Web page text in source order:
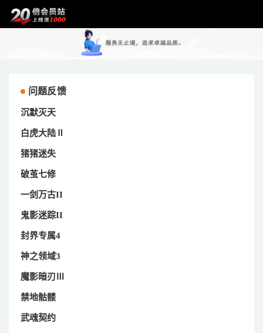
问题反馈
沉默灭天
白虎大陆Ⅱ
猪猪迷失
破茧七修
一剑万古II
鬼影迷踪II
封界专属4
神之领域3
魔影暗刃Ⅲ
禁地骷髅
武魂契约